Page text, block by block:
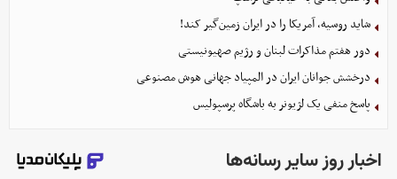
شاید روسیه، آمریکا را در ایران زمین‌گیر کند!
دور هفتم مذاکرات لبنان و رژیم صهیونیستی
درخشش جوانان ایران در المپیاد جهانی هوش مصنوعی
پاسخ منفی یک لژیونر به باشگاه پرسپولیس